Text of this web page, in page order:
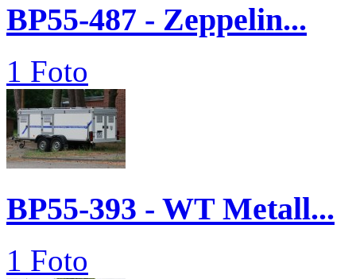
BP55-487 - Zeppelin...
1 Foto
BP55-393 - WT Metall...
1 Foto